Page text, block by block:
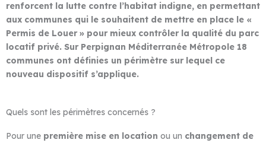
renforcent la lutte contre l’habitat indigne, en permettant
aux communes qui le souhaitent de mettre en place le «
Permis de Louer » pour mieux contrôler la qualité du parc
locatif privé. Sur Perpignan Méditerranée Métropole 18
communes ont définies un périmètre sur lequel ce
nouveau dispositif s’applique.
Quels sont les périmètres concernés ?
Pour une première mise en location ou un changement de